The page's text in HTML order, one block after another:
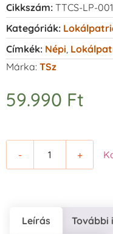
Cikkszám: TTCS-LP-001
Kategóriák:
Címkék: Népi
Márka: TSz
59.990 Ft
- +
Leírás További